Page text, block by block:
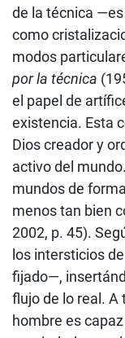
de la técnica
como
modos
por la técnica
el papel de
existencia. Esta
Dios creador y
activo del
mundos de
menos tan bien
2002, p. 45).
los intersticios
fijado—,
flujo de lo real. A
hombre es